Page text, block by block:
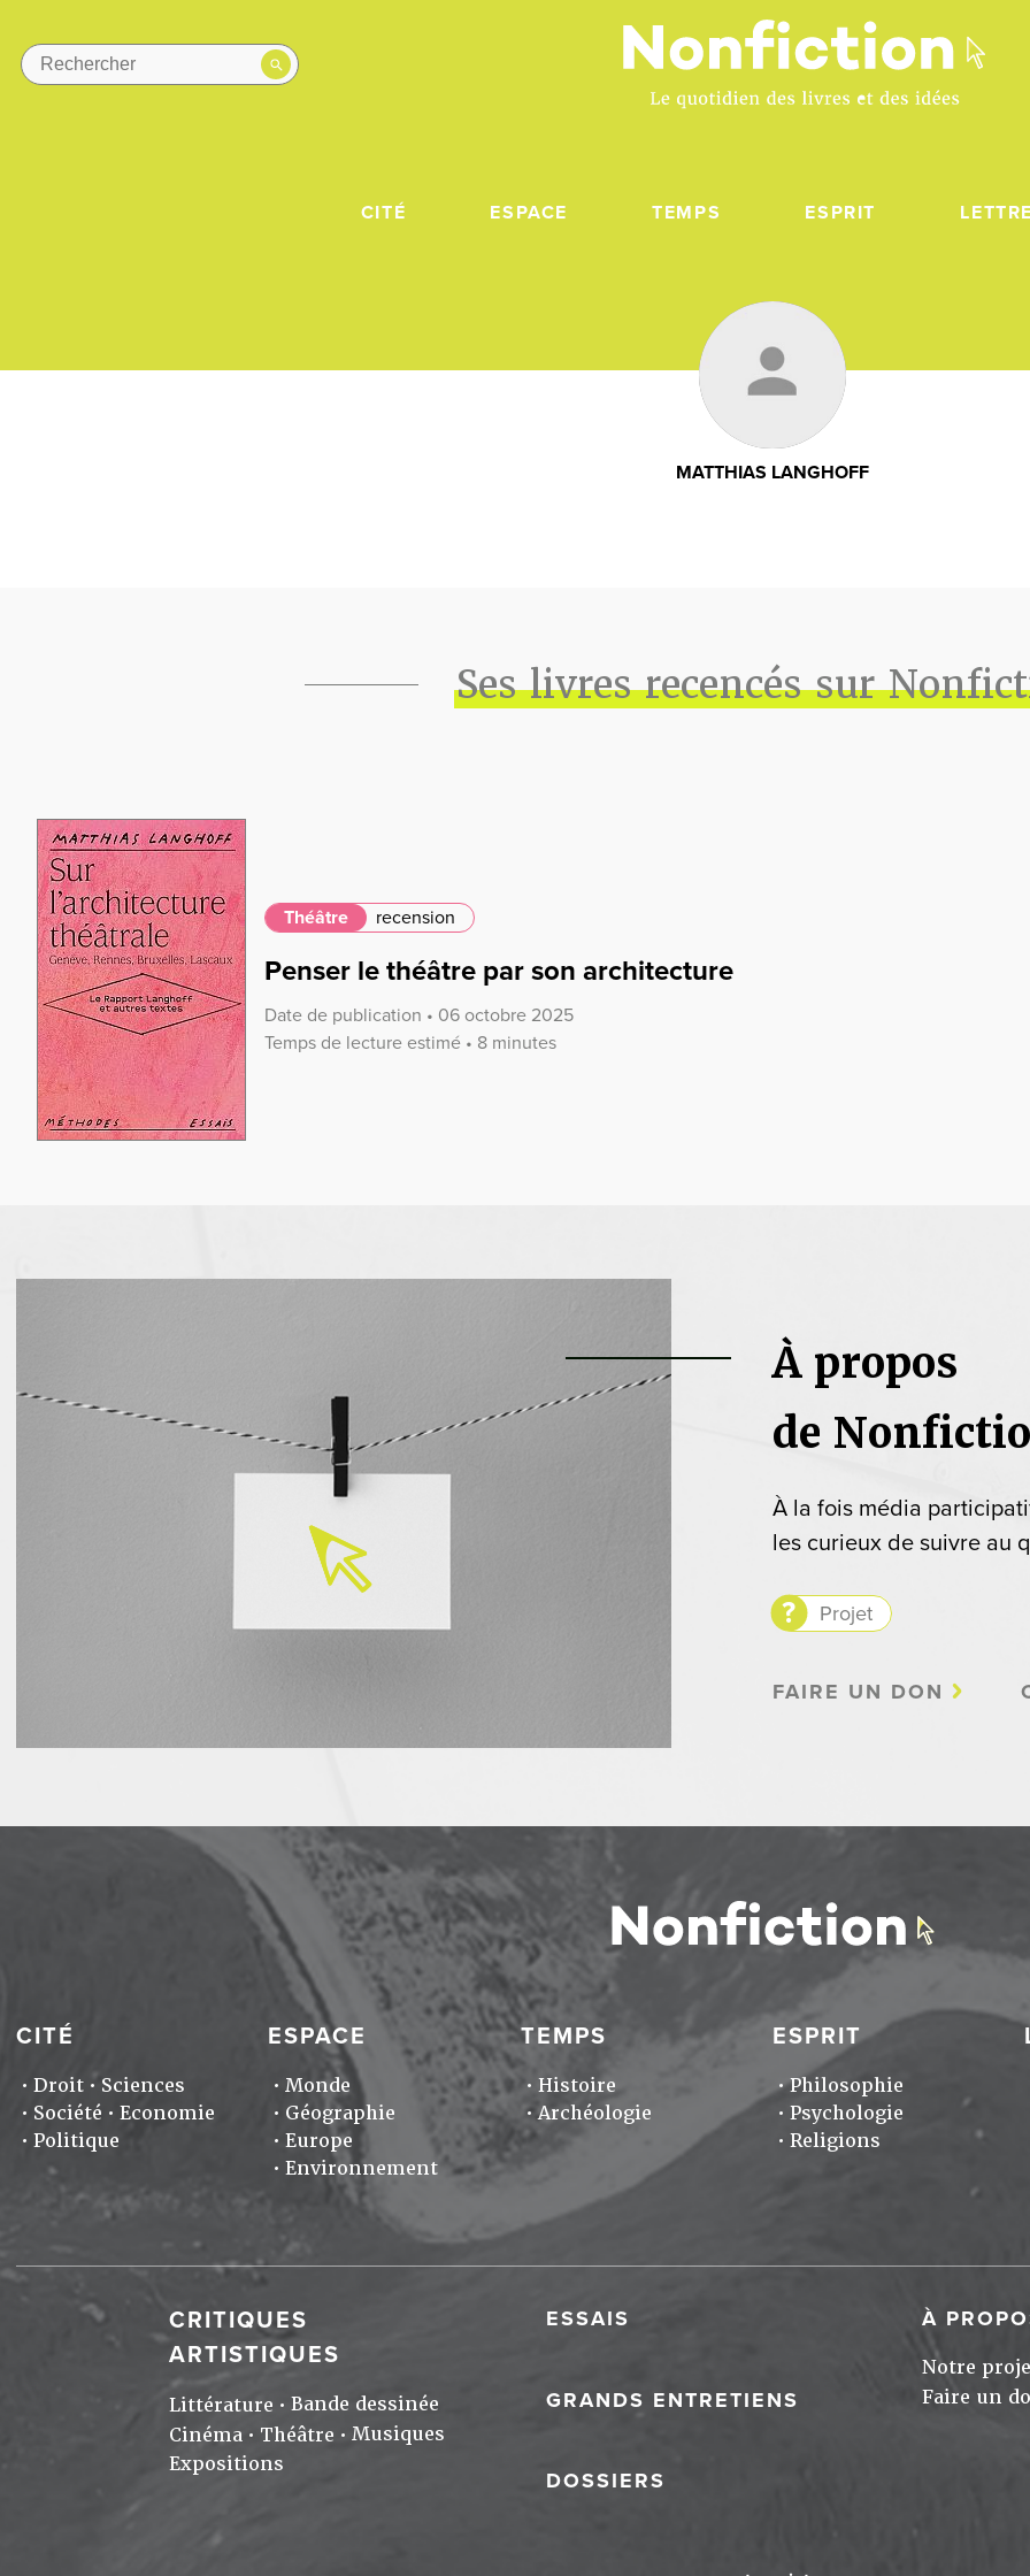
CITÉ ESPACE TEMPS ESPRIT
MATTHIAS LANGHOFF
Ses livres recencés sur
Théâtre recension
Penser le théâtre par son architecture
Date de publication • 06 octobre 2025
Temps de lecture estimé • 8 minutes
À propos
de
À la fois média
les curieux de suivre au
Projet
FAIRE UN DON
CITÉ
Droit
Sciences
Société
Economie
Politique
ESPACE
Monde
Géographie
Europe
Environnement
TEMPS
Histoire
Archéologie
ESPRIT
Philosophie
Psychologie
Religions
CRITIQUES
ARTISTIQUES
Littérature
Bande dessinée
Cinéma
Théâtre
Musiques
Expositions
ESSAIS
GRANDS ENTRETIENS
DOSSIERS
À
Notre
Faire un